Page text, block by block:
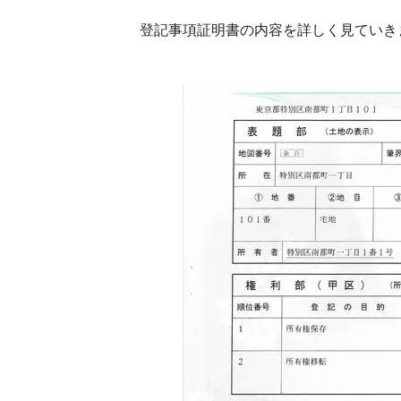
登記事項証明書の内容を詳しく見ていき